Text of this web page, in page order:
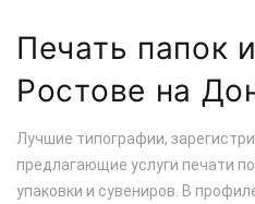
Печать папок
Ростове на
Лучшие типографии,
предлагающие услуги печати
упаковки и сувениров. В